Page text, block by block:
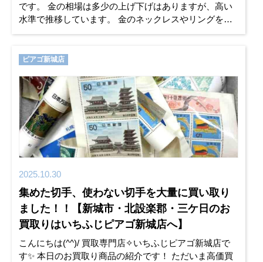
です。 金の相場は多少の上げ下げはありますが、高い
水準で推移しています。 金のネックレスやリングを売
るなら今がチャンスです。 金種が分からなくても変色
ピアゴ新城店
2025.10.30
集めた切手、使わない切手を大量に買い取り
ました！！【新城市・北設楽郡・三ケ日のお
買取りはいちふじピアゴ新城店へ】
こんにちは(^^)/ 買取専門店✧いちふじピアゴ新城店で
す✨ 本日のお買取り商品の紹介です！ ただいま高価買